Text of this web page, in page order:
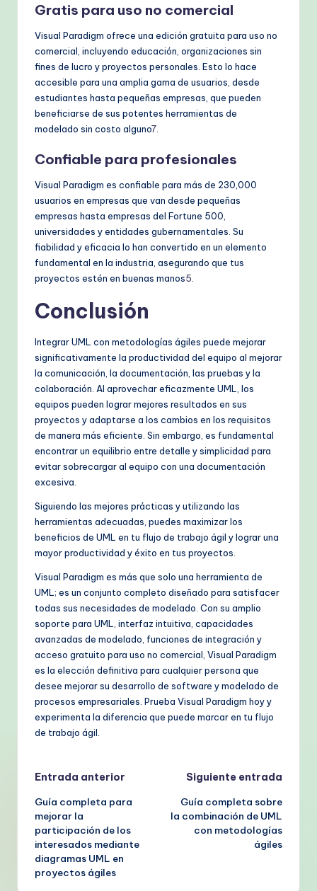
Gratis para uso no comercial
Visual Paradigm ofrece una edición gratuita para uso no
comercial, incluyendo educación, organizaciones sin
fines de lucro y proyectos personales. Esto lo hace
accesible para una amplia gama de usuarios, desde
estudiantes hasta pequeñas empresas, que pueden
beneficiarse de sus potentes herramientas de
modelado sin costo alguno7
Confiable para profesionales
Visual Paradigm es confiable para más de 230,000
usuarios en empresas que van desde pequeñas
empresas hasta empresas del Fortune 500,
universidades y entidades gubernamentales. Su
fiabilidad y eficacia lo han convertido en un elemento
fundamental en la industria, asegurando que tus
proyectos estén en buenas manos5
Conclusión
Integrar UML con metodologías ágiles puede mejorar
significativamente la productividad del equipo al mejorar
la comunicación, la documentación, las pruebas y la
colaboración. Al aprovechar eficazmente UML, los
equipos pueden lograr mejores resultados en sus
proyectos y adaptarse a los cambios en los requisitos
de manera más eficiente. Sin embargo, es fundamental
encontrar un equilibrio entre detalle y simplicidad para
evitar sobrecargar al equipo con una documentación
excesiva.
Siguiendo las mejores prácticas y utilizando las
herramientas adecuadas, puedes maximizar los
beneficios de UML en tu flujo de trabajo ágil y lograr una
mayor productividad y éxito en tus proyectos.
Visual Paradigm es más que solo una herramienta de
UML; es un conjunto completo diseñado para satisfacer
todas sus necesidades de modelado. Con su amplio
soporte para UML, interfaz intuitiva, capacidades
avanzadas de modelado, funciones de integración y
acceso gratuito para uso no comercial, Visual Paradigm
es la elección definitiva para cualquier persona que
desee mejorar su desarrollo de software y modelado de
procesos empresariales. Prueba Visual Paradigm hoy y
experimenta la diferencia que puede marcar en tu flujo
de trabajo ágil.
Navegación
de
entradas
Entrada anterior
Guía completa para
mejorar la
participación de los
interesados mediante
diagramas UML en
proyectos ágiles
Siguiente entrada
Guía completa sobre
la combinación de UML
con metodologías
ágiles